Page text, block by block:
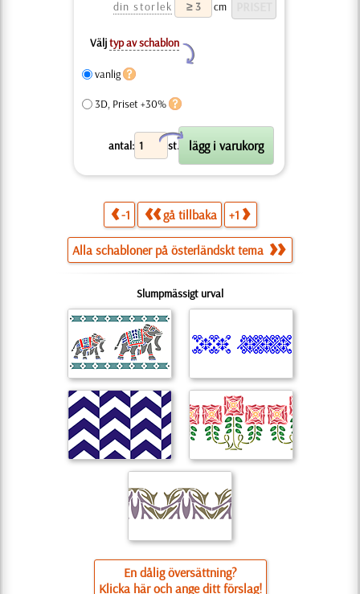
din storlek
cm
Väljtyp av schablon
Y
vanlig
3D, Priset +30%
antal: st.
X
-1 gå tillbaka +1
Alla schabloner på österländskt tema
Slumpmässigt urval
En dålig översättning?
Klicka här och ange ditt förslag!